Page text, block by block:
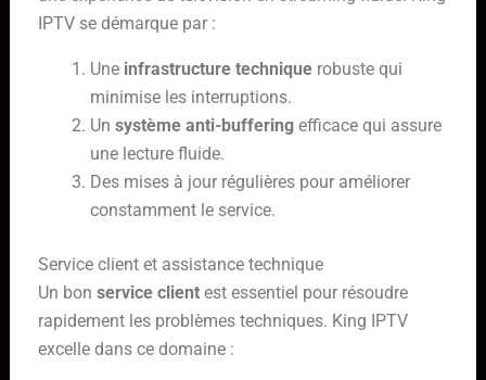
IPTV se démarque par :
Une infrastructure techniquerobuste qui
minimise les interruptions.
Un système anti-bufferingefficace qui assure
une lecture fluide.
Des mises à jour régulières pour améliorer
constamment le service.
Service client et assistance technique
Un bon service clientest essentiel pour résoudre
rapidement les problèmes techniques. King IPTV
excelle dans ce domaine :